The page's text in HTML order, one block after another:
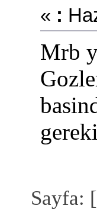
« :
Mrb
Sayfa: [